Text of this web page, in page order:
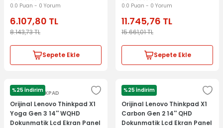
0.0 Puan - 0 Yorum
6.107,80 TL
8.143,73TL
Sepete Ekle
0.0 Puan - 0 Yorum
11.745,76 TL
15.661,01TL
Sepete Ekle
%25 İndirim
LENOVO THİNKPAD
Orijinal Lenovo Thinkpad X1
Yoga Gen 3 14'' WQHD
Dokunmatik Lcd Ekran Panel
%25 İndirim
LENOVO
Orijinal Lenovo Thinkpad X1
Carbon Gen 2 14'' QHD
Dokunmatik Lcd Ekran Panel